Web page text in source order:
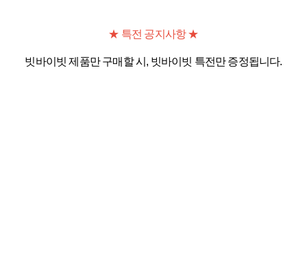
★ 특전 공지사항 ★
빗바이빗 제품만 구매할 시, 빗바이빗 특전만 증정됩니다.